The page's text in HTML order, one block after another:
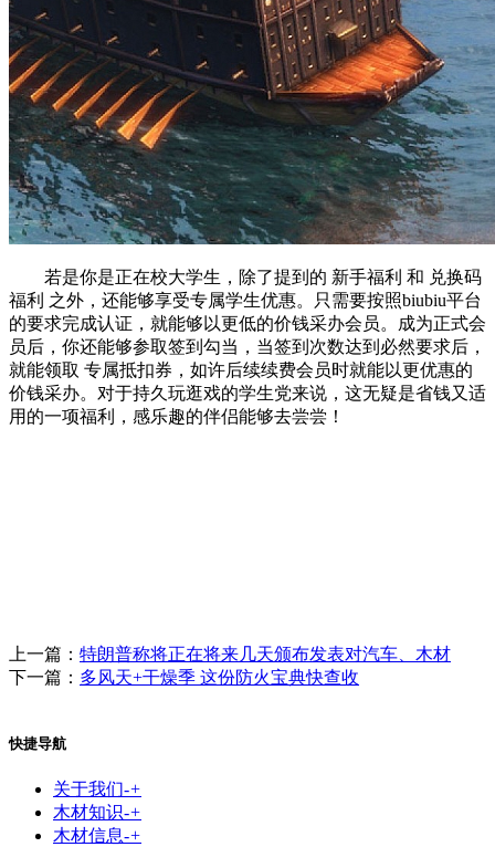
若是你是正在校大学生，除了提到的 新手福利 和 兑换码
福利 之外，还能够享受专属学生优惠。只需要按照biubiu平台
的要求完成认证，就能够以更低的价钱采办会员。成为正式会
员后，你还能够参取签到勾当，当签到次数达到必然要求后，
就能领取 专属抵扣券，如许后续续费会员时就能以更优惠的
价钱采办。对于持久玩逛戏的学生党来说，这无疑是省钱又适
用的一项福利，感乐趣的伴侣能够去尝尝！
上一篇： 特朗普称将正在将来几天颁布发表对汽车、木材
下一篇： 多风天+干燥季 这份防火宝典快查收
快捷导航
关于我们-+
木材知识-+
木材信息-+